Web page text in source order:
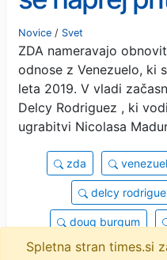
Novice / Svet
ZDA nameravajo
odnose z Venezuelo, ki
leta 2019. V vladi
Delcy Rodriguez , ki
ugrabitvi Nicolasa
zda
delcy
doug burgum
raul guillermo
Spletna stran times.si